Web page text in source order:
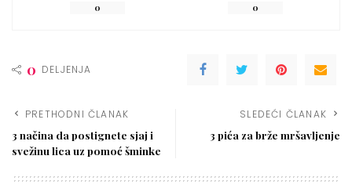
0 0
0 DELJENJA
PRETHODNI ČLANAK
3 načina da postignete sjaj i
svežinu lica uz pomoć šminke
SLEDEĆI ČLANAK
3 pića za brže mršavljenje